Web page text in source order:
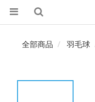
全部商品 羽毛球